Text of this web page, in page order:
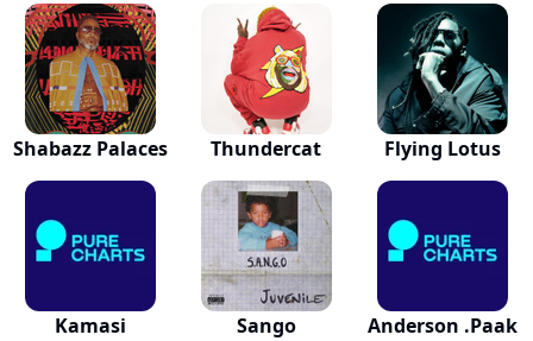
Shabazz Palaces Thundercat Flying Lotus
Kamasi
Sango Anderson .Paak